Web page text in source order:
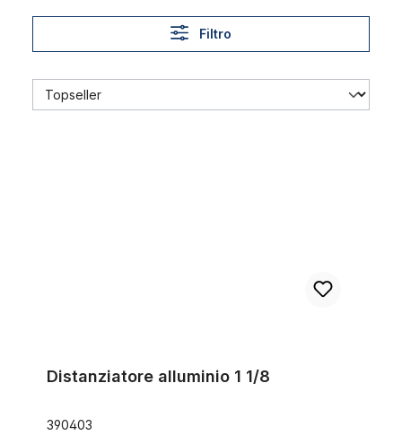
Filtro
Distanziatore alluminio 1 1/8
390403